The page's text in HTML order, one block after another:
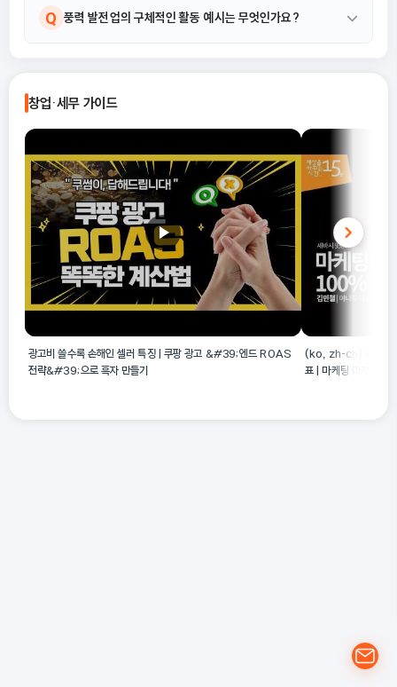
A 풍력 발전업(35115)은 '풍력을 에너지원으로 전기를 직접 생산하
Q 풍력 발전업의 구체적인 활동 예시는 무엇인가요?
시는 별도로 제공되지 않았습니다.
창업·세무 가이드
광고비 쓸수록 손해인 셀러 특징 | 쿠팡 광고 &#39;엔드 ROAS
전략&#39;으로 흑자 만들기
(ko, zh-cn) 마케팅
표 | 마케팅 마케터 여